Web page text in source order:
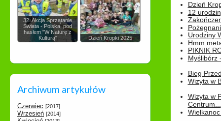
32. Akcja Sprzątanie
Świata - Polska, pod
hasłem "W Naturę z
Kulturą"
Dzień Kropki 2025
Archiwum artykułów
Czerwiec [2017]
Wrzesień [2014]
Dzień
12
Urodziny
Hmm
PIKNIK
Myślibórz
Bieg
Wizyta w
Wizyta w
Centrum...